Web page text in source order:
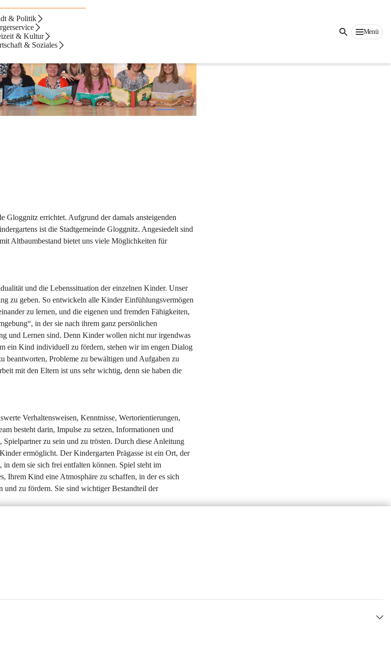
& Politik
& Kultur
& Soziales
Menü
Gloggnitz errichtet. Aufgrund der damals ansteigenden
ist die Stadtgemeinde Gloggnitz. Angesiedelt sind
Altbaumbestand bietet uns viele Möglichkeiten für
und die Lebenssituation der einzelnen Kinder. Unser
zu geben. So entwickeln alle Kinder Einfühlungsvermögen
zu lernen, und die eigenen und fremden Fähigkeiten,
in der sie nach ihrem ganz persönlichen
und Lernen sind. Denn Kinder wollen nicht nur irgendwas
ein Kind individuell zu fördern, stehen wir im engen Dialog
beantworten, Probleme zu bewältigen und Aufgaben zu
mit den Eltern ist uns sehr wichtig, denn sie haben die
Verhaltensweisen, Kenntnisse, Wertorientierungen,
besteht darin, Impulse zu setzen, Informationen und
zu sein und zu trösten. Durch diese Anleitung
ermöglicht. Der Kindergarten Prägasse ist ein Ort, der
dem sie sich frei entfalten können. Spiel steht im
Ihrem Kind eine Atmosphäre zu schaffen, in der es sich
und zu fördern. Sie sind wichtiger Bestandteil der